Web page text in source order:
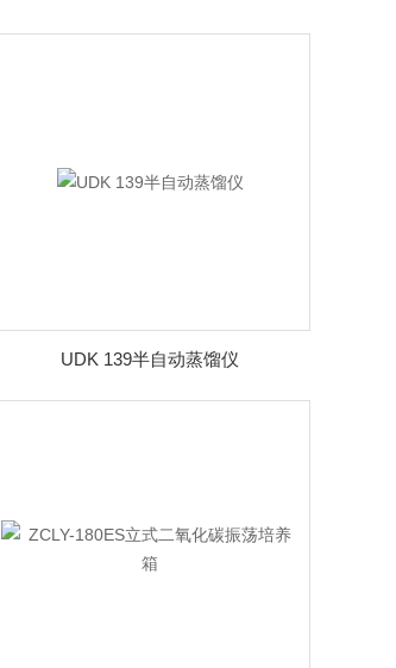
UDK 139半自动蒸馏仪